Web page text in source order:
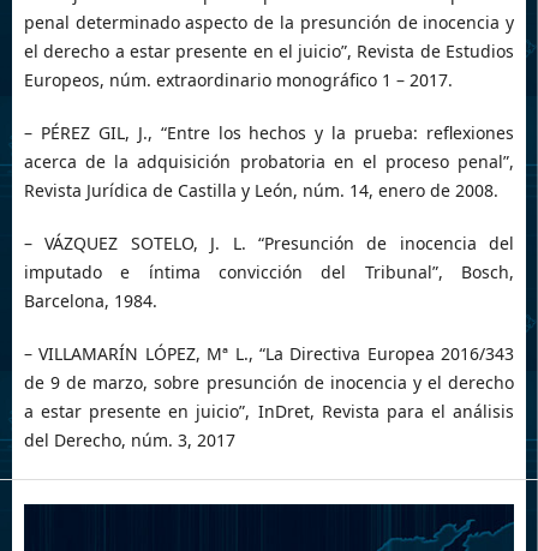
penal determinado aspecto de la presunción de inocencia y
el derecho a estar presente en el juicio”, Revista de Estudios
Europeos, núm. extraordinario monográfico 1 – 2017.
– PÉREZ GIL, J., “Entre los hechos y la prueba: reflexiones
acerca de la adquisición probatoria en el proceso penal”,
Revista Jurídica de Castilla y León, núm. 14, enero de 2008.
– VÁZQUEZ SOTELO, J. L. “Presunción de inocencia del
imputado e íntima convicción del Tribunal”, Bosch,
Barcelona, 1984.
– VILLAMARÍN LÓPEZ, Mª L., “La Directiva Europea 2016/343
de 9 de marzo, sobre presunción de inocencia y el derecho
a estar presente en juicio”, InDret, Revista para el análisis
del Derecho, núm. 3, 2017